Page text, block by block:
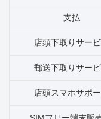
支払
店頭下取りサー
郵送下取りサー
店頭スマホサポ